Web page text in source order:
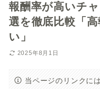
報酬率が高いチ
選を徹底比較「
い」
2025年8月1日
当ページのリンクに